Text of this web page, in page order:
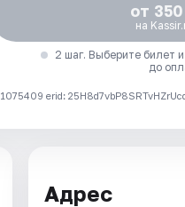
от
на
2 шаг. Выберите билет
до
erid:
Адрес